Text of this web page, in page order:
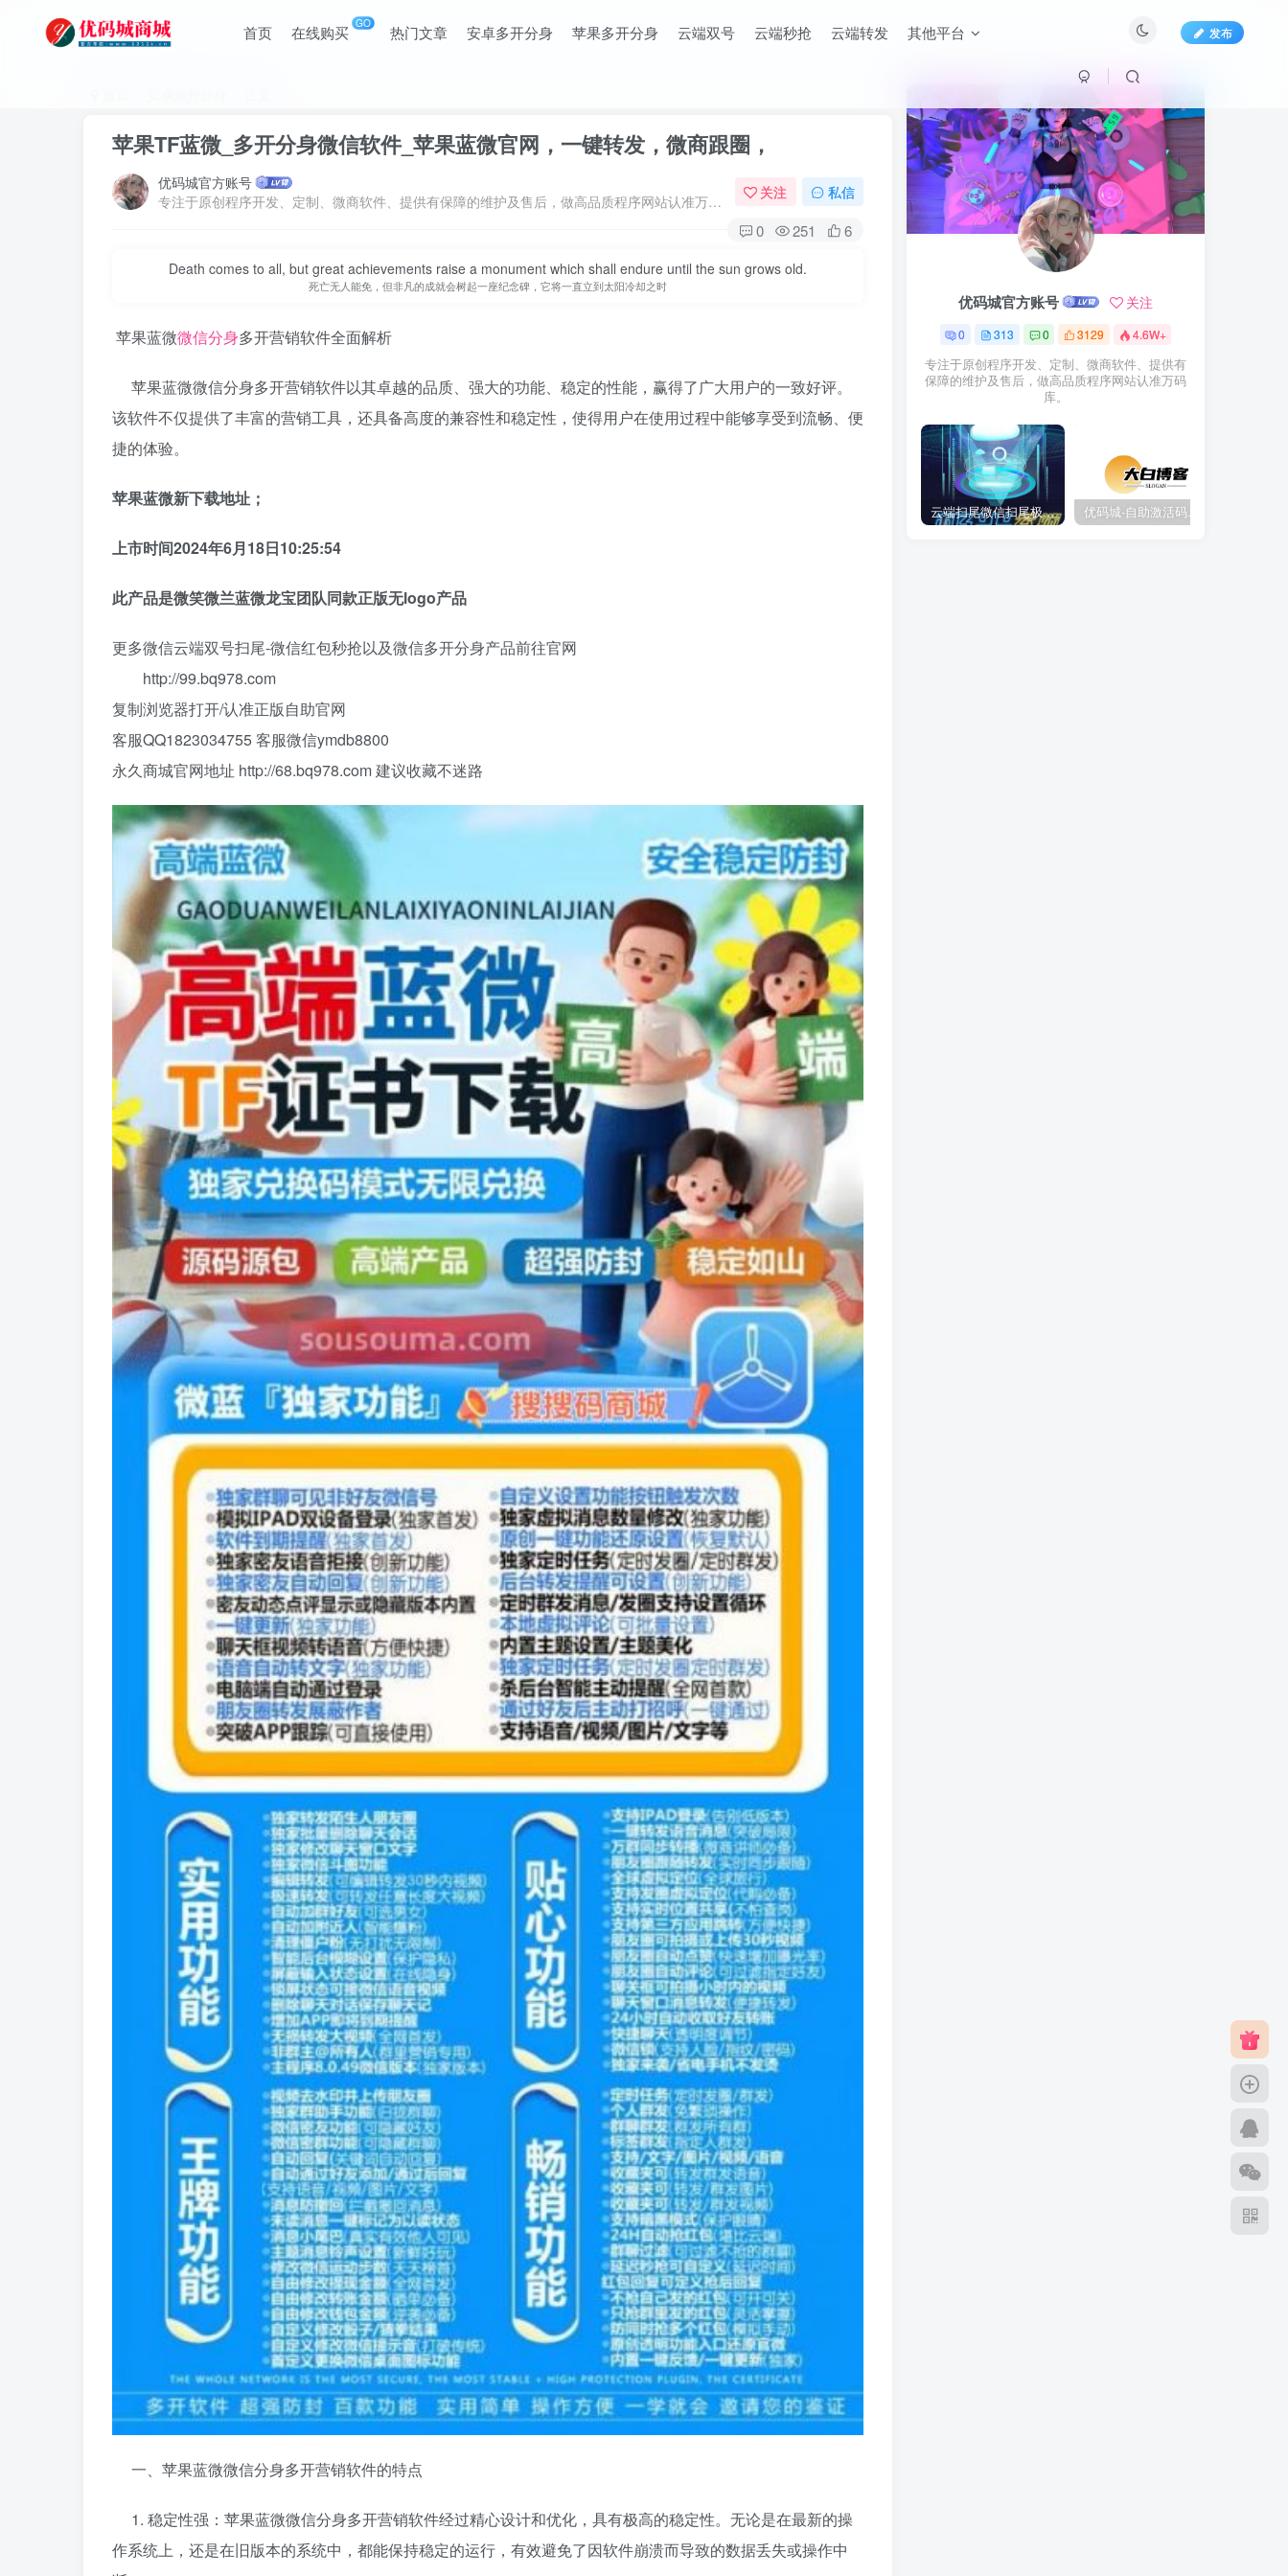
首页 在线购买 GO 热门文章 安卓多开分身 苹果多开分身 云端双号 云端秒抢 云端转发 其他平台 发布
苹果TF蓝微_多开分身微信软件_苹果蓝微官网，一键转发，微商跟圈，
优码城官方账号
专注于原创程序开发、定制、微商软件、提供有保障的维护及售后，做高品质程序网站认准万码库。
关注 私信
0 251 6
Death comes to all, but great achievements raise a monument which shall endure until the sun grows old.
死亡无人能免，但非凡的成就会树起一座纪念碑，它将一直立到太阳冷却之时
苹果蓝微微信分身多开营销软件全面解析
苹果蓝微微信分身多开营销软件以其卓越的品质、强大的功能、稳定的性能，赢得了广大用户的一致好评。
该软件不仅提供了丰富的营销工具，还具备高度的兼容性和稳定性，使得用户在使用过程中能够享受到流畅、便
捷的体验。
苹果蓝微新下载地址；
上市时间2024年6月18日10:25:54
此产品是微笑微兰蓝微龙宝团队同款正版无logo产品
更多微信云端双号扫尾-微信红包秒抢以及微信多开分身产品前往官网
http://99.bq978.com
复制浏览器打开/认准正版自助官网
客服QQ1823034755 客服微信ymdb8800
永久商城官网地址 http://68.bq978.com 建议收藏不迷路
一、苹果蓝微微信分身多开营销软件的特点
1. 稳定性强：苹果蓝微微信分身多开营销软件经过精心设计和优化，具有极高的稳定性。无论是在最新的操
作系统上，还是在旧版本的系统中，都能保持稳定的运行，有效避免了因软件崩溃而导致的数据丢失或操作中
优码城官方账号 关注
0 313 0 3129 4.6W+
专注于原创程序开发、定制、微商软件、提供有
保障的维护及售后，做高品质程序网站认准万码
库。
云端扫尾微信扫尾极光,天使,格力,新百伦双号正版点数点卡授权充值 优码城-自助激活码商城-自助购卡点击-激活码24小时自助发卡地址